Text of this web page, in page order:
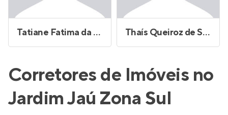
Tatiane Fatima da Silva Thaís Queiroz de Sene Faitarone
Corretores de Imóveis no
Jardim Jaú Zona Sul